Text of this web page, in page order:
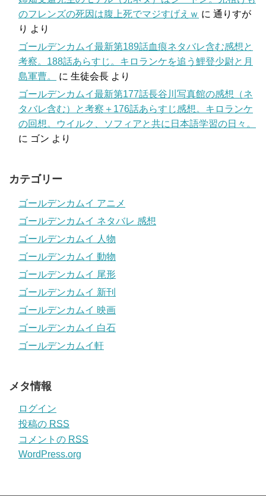
のフレンズの死因は腹上死でマジすげえｗ に 通りすが
り より
ゴールデンカムイ最新第189話血痕ネタバレ含む感想と
考察。188話あらすじ。キロランケを追う鯉登少尉と月
島軍曹。
に 生徒会長 より
ゴールデンカムイ最新第177話長谷川写真館の感想（ネ
タバレ含む）と考察＋176話あらすじ感想。キロランケ
の回想。ウイルク、ソフィアと共に日本語学習の日々。
に ゴン より
カテゴリー
ゴールデンカムイ アニメ
ゴールデンカムイ ネタバレ 感想
ゴールデンカムイ 人物
ゴールデンカムイ 動物
ゴールデンカムイ 尾形
ゴールデンカムイ 新刊
ゴールデンカムイ 映画
ゴールデンカムイ 白石
ゴールデンカムイ軒
メタ情報
ログイン
投稿の RSS
コメントの RSS
WordPress.org